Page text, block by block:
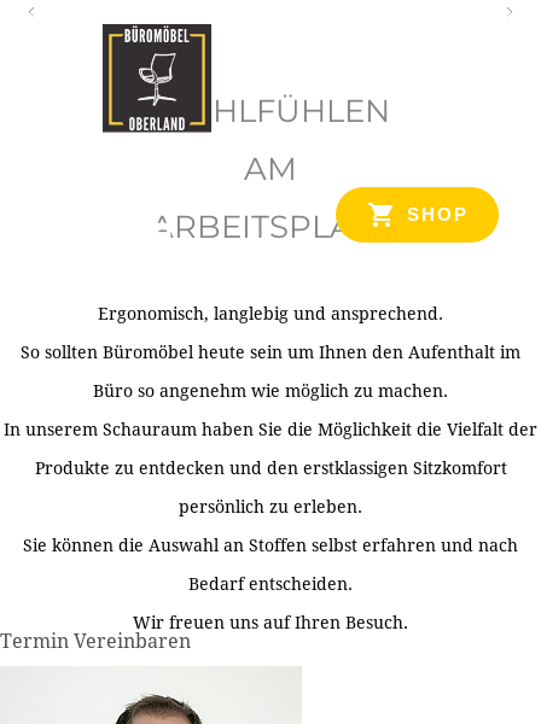
SHOP
WOHLFÜHLEN
AM
ARBEITSPLATZ
Ergonomisch, langlebig und ansprechend.
So sollten Büromöbel heute sein um Ihnen den Aufenthalt im
Büro so angenehm wie möglich zu machen.
In unserem Schauraum haben Sie die Möglichkeit die Vielfalt der
Produkte zu entdecken und den erstklassigen Sitzkomfort
persönlich zu erleben.
Sie können die Auswahl an Stoffen selbst erfahren und nach
Bedarf entscheiden.
Wir freuen uns auf Ihren Besuch.
Termin Vereinbaren